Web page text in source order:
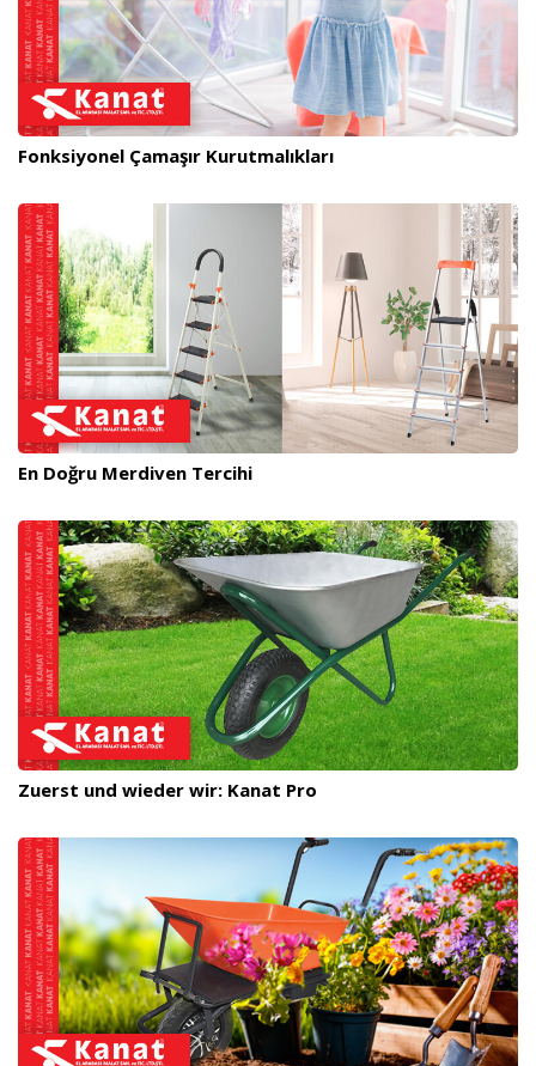
Fonksiyonel Çamaşır Kurutmalıkları
En Doğru Merdiven Tercihi
Zuerst und wieder wir: Kanat Pro